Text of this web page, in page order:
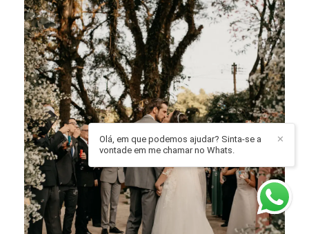
✕
Olá, em que podemos ajudar? Sinta-se a
vontade em me chamar no Whats.